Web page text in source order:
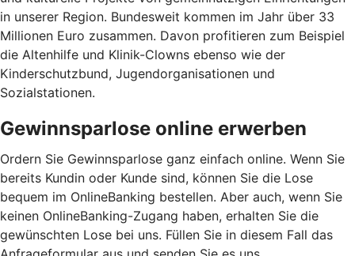
in unserer Region. Bundesweit kommen im Jahr über 33
Millionen Euro zusammen. Davon profitieren zum Beispiel
die Altenhilfe und Klinik-Clowns ebenso wie der
Kinderschutzbund, Jugendorganisationen und
Sozialstationen.
Gewinnsparlose online erwerben
Ordern Sie Gewinnsparlose ganz einfach online. Wenn Sie
bereits Kundin oder Kunde sind, können Sie die Lose
bequem im OnlineBanking bestellen. Aber auch, wenn Sie
keinen OnlineBanking-Zugang haben, erhalten Sie die
gewünschten Lose bei uns. Füllen Sie in diesem Fall das